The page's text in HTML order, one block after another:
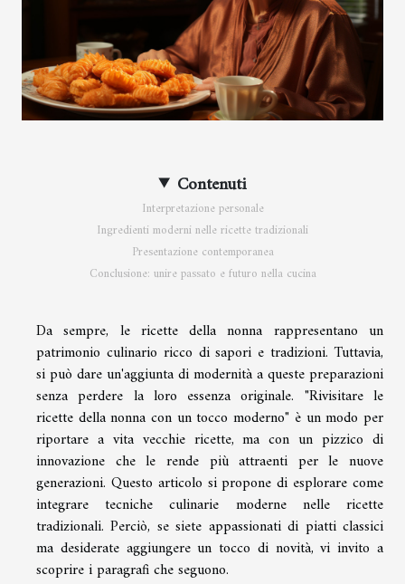
Contenuti
Interpretazione personale
Ingredienti moderni nelle ricette tradizionali
Presentazione contemporanea
Conclusione: unire passato e futuro nella cucina
Da sempre, le ricette della nonna rappresentano un
patrimonio culinario ricco di sapori e tradizioni. Tuttavia,
si può dare un'aggiunta di modernità a queste preparazioni
senza perdere la loro essenza originale. "Rivisitare le
ricette della nonna con un tocco moderno" è un modo per
riportare a vita vecchie ricette, ma con un pizzico di
innovazione che le rende più attraenti per le nuove
generazioni. Questo articolo si propone di esplorare come
integrare tecniche culinarie moderne nelle ricette
tradizionali. Perciò, se siete appassionati di piatti classici
ma desiderate aggiungere un tocco di novità, vi invito a
scoprire i paragrafi che seguono.